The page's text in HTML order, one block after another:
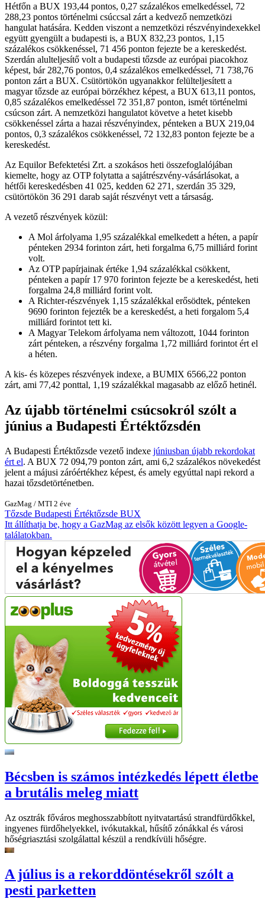
Hétfőn a BUX 193,44 pontos, 0,27 százalékos emelkedéssel, 72
288,23 pontos történelmi csúccsal zárt a kedvező nemzetközi
hangulat hatására. Kedden viszont a nemzetközi részvényindexekkel
együtt gyengült a budapesti is, a BUX 832,23 pontos, 1,15
százalékos csökkenéssel, 71 456 ponton fejezte be a kereskedést.
Szerdán alulteljesítő volt a budapesti tőzsde az európai piacokhoz
képest, bár 282,76 pontos, 0,4 százalékos emelkedéssel, 71 738,76
ponton zárt a BUX. Csütörtökön ugyanakkor felülteljesített a
magyar tőzsde az európai börzékhez képest, a BUX 613,11 pontos,
0,85 százalékos emelkedéssel 72 351,87 ponton, ismét történelmi
csúcson zárt. A nemzetközi hangulatot követve a hetet kisebb
csökkenéssel zárta a hazai részvényindex, pénteken a BUX 219,04
pontos, 0,3 százalékos csökkenéssel, 72 132,83 ponton fejezte be a
kereskedést.
Az Equilor Befektetési Zrt. a szokásos heti összefoglalójában
kiemelte, hogy az OTP folytatta a sajátrészvény-vásárlásokat, a
hétfői kereskedésben 41 025, kedden 62 271, szerdán 35 329,
csütörtökön 36 291 darab saját részvényt vett a társaság.
A vezető részvények közül:
A Mol árfolyama 1,95 százalékkal emelkedett a héten, a papír
pénteken 2934 forinton zárt, heti forgalma 6,75 milliárd forint
volt.
Az OTP papírjainak értéke 1,94 százalékkal csökkent,
pénteken a papír 17 970 forinton fejezte be a kereskedést, heti
forgalma 24,8 milliárd forint volt.
A Richter-részvények 1,15 százalékkal erősödtek, pénteken
9690 forinton fejezték be a kereskedést, a heti forgalom 5,4
milliárd forintot tett ki.
A Magyar Telekom árfolyama nem változott, 1044 forinton
zárt pénteken, a részvény forgalma 1,72 milliárd forintot ért el
a héten.
A kis- és közepes részvények indexe, a BUMIX 6566,22 ponton
zárt, ami 77,42 ponttal, 1,19 százalékkal magasabb az előző hetinél.
Az újabb történelmi csúcsokról szólt a
június a Budapesti Értéktőzsdén
A Budapesti Értéktőzsde vezető indexe júniusban újabb rekordokat
ért el. A BUX 72 094,79 ponton zárt, ami 6,2 százalékos növekedést
jelent a májusi záróértékhez képest, és amely egyúttal napi rekord a
hazai tőzsdetörténetben.
GazMag / MTI 2 éve
Tőzsde Budapesti Értéktőzsde BUX
Itt állíthatja be, hogy a GazMag az elsők között legyen a Google-
találatokban.
Bécsben is számos intézkedés lépett életbe
a brutális meleg miatt
Az osztrák főváros meghosszabbított nyitvatartású strandfürdőkkel,
ingyenes fürdőhelyekkel, ivókutakkal, hűsítő zónákkal és városi
hőségriasztási szolgálattal készül a rendkívüli hőségre.
A július is a rekorddöntésekről szólt a
pesti parketten